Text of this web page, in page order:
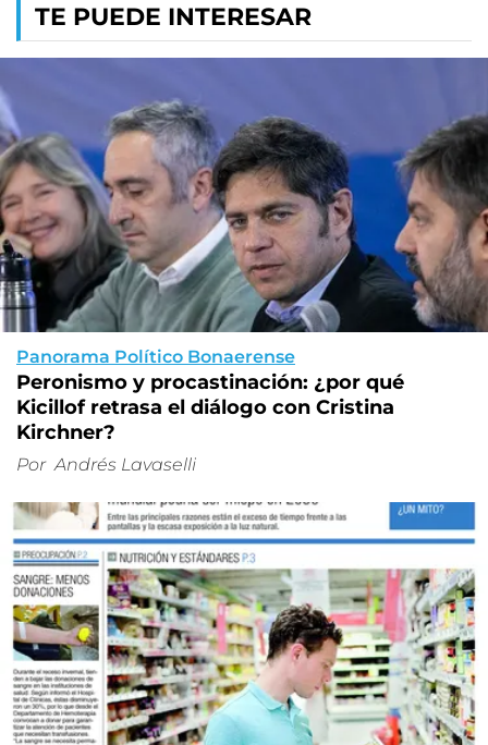
TE PUEDE INTERESAR
Panorama Político Bonaerense
Peronismo y procastinación: ¿por qué
Kicillof retrasa el diálogo con Cristina
Kirchner?
Por Andrés Lavaselli